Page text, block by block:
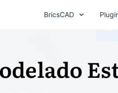
BricsCAD